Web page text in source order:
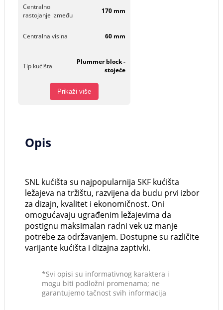
Centralno
rastojanje između
170 mm
Centralna visina 60 mm
Tip kućišta
Plummer block -
stojeće
Prikaži više
Opis
SNL kućišta su najpopularnija SKF kućišta
ležajeva na tržištu, razvijena da budu prvi izbor
za dizajn, kvalitet i ekonomičnost. Oni
omogućavaju ugrađenim ležajevima da
postignu maksimalan radni vek uz manje
potrebe za održavanjem. Dostupne su različite
varijante kućišta i dizajna zaptivki.
*Svi opisi su informativnog karaktera i
mogu biti podložni promenama; ne
garantujemo tačnost svih informacija